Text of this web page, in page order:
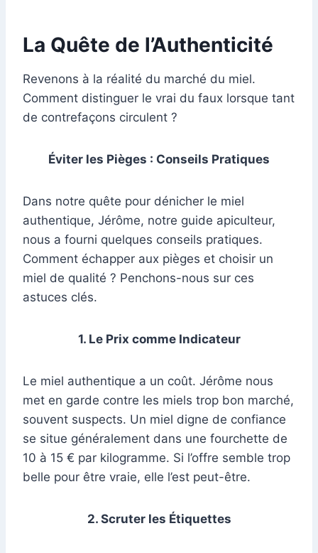
La Quête de l’Authenticité
Revenons à la réalité du marché du miel.
Comment distinguer le vrai du faux lorsque tant
de contrefaçons circulent ?
Éviter les Pièges : Conseils Pratiques
Dans notre quête pour dénicher le miel
authentique, Jérôme, notre guide apiculteur,
nous a fourni quelques conseils pratiques.
Comment échapper aux pièges et choisir un
miel de qualité ? Penchons-nous sur ces
astuces clés.
1. Le Prix comme Indicateur
Le miel authentique a un coût. Jérôme nous
met en garde contre les miels trop bon marché,
souvent suspects. Un miel digne de confiance
se situe généralement dans une fourchette de
10 à 15 € par kilogramme. Si l’offre semble trop
belle pour être vraie, elle l’est peut-être.
2. Scruter les Étiquettes